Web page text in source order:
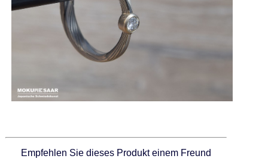
Empfehlen Sie dieses Produkt einem Freund